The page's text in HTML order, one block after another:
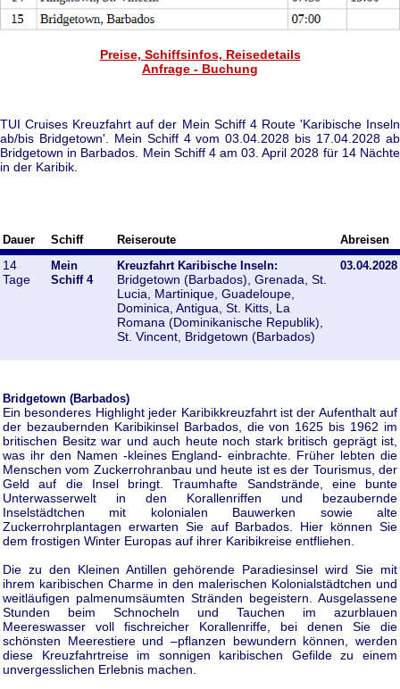
Preise, Schiffsinfos, Reisedetails
Anfrage - Buchung
TUI Cruises Kreuzfahrt auf der Mein Schiff 4 Route 'Karibische Inseln
ab/bis Bridgetown'. Mein Schiff 4 vom 03.04.2028 bis 17.04.2028 ab
Bridgetown in Barbados. Mein Schiff 4 am 03. April 2028 für 14 Nächte
in der Karibik.
Dauer Schiff Reiseroute Abreisen
14
Tage
Mein
Schiff 4
Kreuzfahrt Karibische Inseln:
Bridgetown (Barbados), Grenada, St.
Lucia, Martinique, Guadeloupe,
Dominica, Antigua, St. Kitts, La
Romana (Dominikanische Republik),
St. Vincent, Bridgetown (Barbados)
03.04.2028
Bridgetown (Barbados)
Ein besonderes Highlight jeder Karibikkreuzfahrt ist der Aufenthalt auf
der bezaubernden Karibikinsel Barbados, die von 1625 bis 1962 im
britischen Besitz war und auch heute noch stark britisch geprägt ist,
was ihr den Namen -kleines England- einbrachte. Früher lebten die
Menschen vom Zuckerrohranbau und heute ist es der Tourismus, der
Geld auf die Insel bringt. Traumhafte Sandstrände, eine bunte
Unterwasserwelt in den Korallenriffen und bezaubernde
Inselstädtchen mit kolonialen Bauwerken sowie alte
Zuckerrohrplantagen erwarten Sie auf Barbados. Hier können Sie
dem frostigen Winter Europas auf ihrer Karibikreise entfliehen.
Die zu den Kleinen Antillen gehörende Paradiesinsel wird Sie mit
ihrem karibischen Charme in den malerischen Kolonialstädtchen und
weitläufigen palmenumsäumten Stränden begeistern. Ausgelassene
Stunden beim Schnocheln und Tauchen im azurblauen
Meereswasser voll fischreicher Korallenriffe, bei denen Sie die
schönsten Meerestiere und –pflanzen bewundern können, werden
diese Kreuzfahrtreise im sonnigen karibischen Gefilde zu einem
unvergesslichen Erlebnis machen.